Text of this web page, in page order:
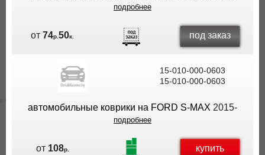
подробнее
от74р.50к. под заказ
15-010-000-0603
15-010-000-0603
автомобильные коврики на FORD S-MAX 2015-
подробнее
от 108р. купить